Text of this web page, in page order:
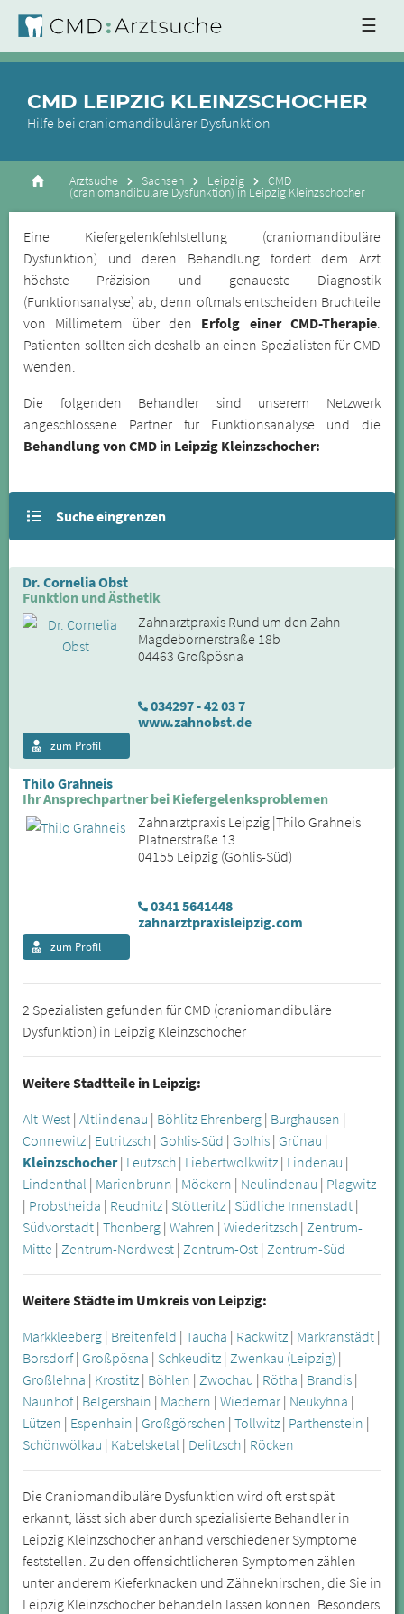
☰
CMD LEIPZIG KLEINZSCHOCHER
Hilfe bei craniomandibulärer Dysfunktion
Arztsuche Sachsen Leipzig CMD
(craniomandibuläre Dysfunktion) in Leipzig Kleinzschocher
Eine Kiefergelenkfehlstellung (craniomandibuläre
Dysfunktion) und deren Behandlung fordert dem Arzt
höchste Präzision und genaueste Diagnostik
(Funktionsanalyse) ab, denn oftmals entscheiden Bruchteile
von Millimetern über den Erfolg einer CMD-Therapie.
Patienten sollten sich deshalb an einen Spezialisten für CMD
wenden.
Die folgenden Behandler sind unserem Netzwerk
angeschlossene Partner für Funktionsanalyse und die
Behandlung von CMD in Leipzig Kleinzschocher:
Suche eingrenzen
Dr. Cornelia Obst
Funktion und Ästhetik
Zahnarztpraxis Rund um den Zahn
Magdebornerstraße 18b
04463 Großpösna
034297 - 42 03 7
www.zahnobst.de
zum Profil
Thilo Grahneis
Ihr Ansprechpartner bei Kiefergelenksproblemen
Zahnarztpraxis Leipzig |Thilo Grahneis
Platnerstraße 13
04155 Leipzig (Gohlis-Süd)
0341 5641448
zahnarztpraxisleipzig.com
zum Profil
2 Spezialisten gefunden für CMD (craniomandibuläre
Dysfunktion) in Leipzig Kleinzschocher
Weitere Stadtteile in Leipzig:
Alt-West | Altlindenau | Böhlitz Ehrenberg | Burghausen |
Connewitz | Eutritzsch | Gohlis-Süd | Golhis | Grünau |
Kleinzschocher| Leutzsch | Liebertwolkwitz | Lindenau |
Lindenthal | Marienbrunn | Möckern | Neulindenau | Plagwitz
| Probstheida | Reudnitz | Stötteritz | Südliche Innenstadt |
Südvorstadt | Thonberg | Wahren | Wiederitzsch | Zentrum-
Mitte | Zentrum-Nordwest | Zentrum-Ost | Zentrum-Süd
Weitere Städte im Umkreis von Leipzig:
Markkleeberg | Breitenfeld | Taucha | Rackwitz | Markranstädt |
Borsdorf| Großpösna | Schkeuditz | Zwenkau (Leipzig) |
Großlehna | Krostitz | Böhlen | Zwochau | Rötha | Brandis |
Naunhof| Belgershain | Machern | Wiedemar | Neukyhna |
Lützen | Espenhain | Großgörschen | Tollwitz | Parthenstein |
Schönwölkau | Kabelsketal | Delitzsch | Röcken
Die Craniomandibuläre Dysfunktion wird oft erst spät
erkannt, lässt sich aber durch spezialisierte Behandler in
Leipzig Kleinzschocher anhand verschiedener Symptome
feststellen. Zu den offensichtlicheren Symptomen zählen
unter anderem Kieferknacken und Zähneknirschen, die Sie in
Leipzig Kleinzschocher behandeln lassen können. Besonders